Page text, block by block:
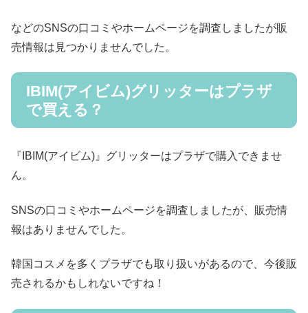
などのSNSの口コミやホームページを調査しましたが販
売情報は見つかりませんでした。
IBIM(アイビム)グリッターはプラザ
で買える？
『IBIM(アイビム)』グリッターはプラザで購入できませ
ん。
SNSの口コミやホームページを調査しましたが、販売情
報はありませんでした。
韓国コスメを多くプラザでも取り扱いがあるので、今後販
売されるかもしれないですね！